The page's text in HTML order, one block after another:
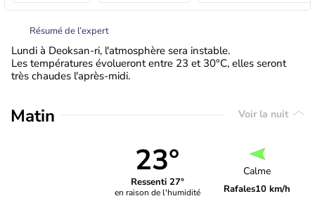
Résumé de l’expert
Lundi à Deoksan-ri, l'atmosphère sera instable.
Les températures évolueront entre 23 et 30°C, elles seront
très chaudes l'après-midi.
Matin Voir la nuit
23°
Ressenti 27°
en raison de l'humidité
Calme
Rafales10 km/h